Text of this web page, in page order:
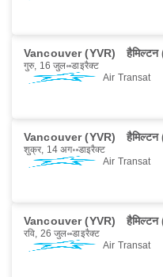
Vancouver (YVR)
गुरु, 16 जुल॰ डाइरैक्ट
Air Transat
Vancouver (YVR)
शुक्र, 14 अग॰ डाइरैक्ट
Air Transat
Vancouver (YVR)
रवि, 26 जुल॰ डाइरैक्ट
Air Transat